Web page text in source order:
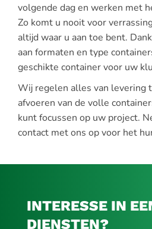
volgende dag en werken met
Zo komt u nooit voor
altijd waar u aan toe bent.
aan formaten en type
geschikte container voor uw
Wij regelen alles van levering
afvoeren van de volle
kunt focussen op uw project.
contact met ons op voor het
INTERESSE IN
DIENSTEN?